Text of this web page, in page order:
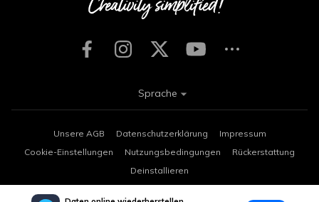
Unsere AGB Datenschutzerklärung
Impressum
Cookie-Einstellungen
Nutzungsbedingungen
Rückerstattung
Deinstallieren
Sprache